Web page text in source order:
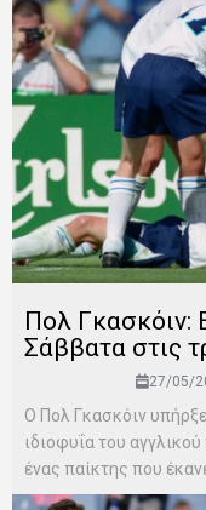
Πολ Γκασκόιν:
Σάββατα στις
27/05/
Ο Πολ Γκασκόιν
ιδιοφυΐα του
ένας παίκτης που